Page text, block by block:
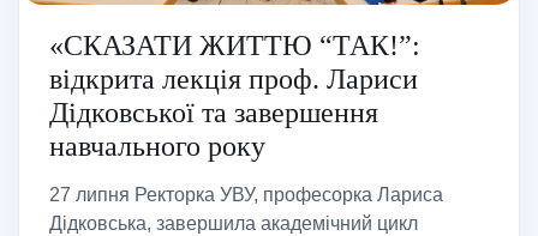
«СКАЗАТИ ЖИТТЮ “ТАК!”:
відкрита лекція проф. Лариси
Дідковської та завершення
навчального року
27 липня Ректорка УВУ, професорка Лариса
Дідковська, завершила академічний цикл